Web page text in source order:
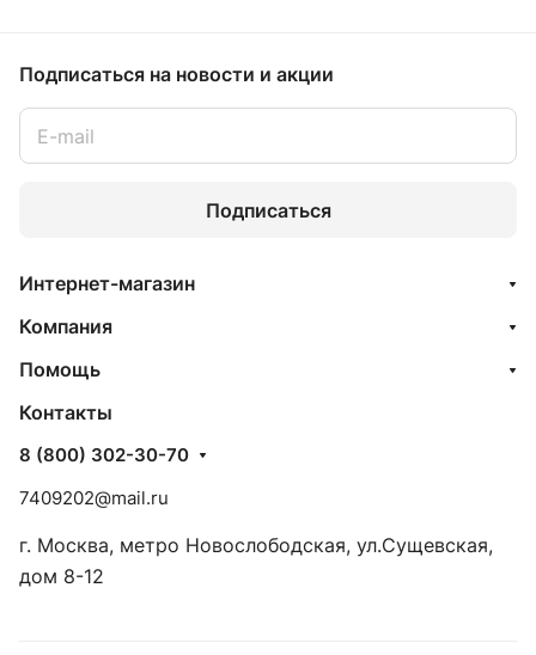
Подписаться на новости и акции
Подписаться
Интернет-магазин
Компания
Помощь
Контакты
8 (800) 302-30-70
7409202@mail.ru
г. Москва, метро Новослободская, ул.Сущевская,
дом 8-12